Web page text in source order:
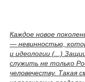
Каждое новое
— невинностью,
и идеологии (...)
служить не только
человечеству. Такая